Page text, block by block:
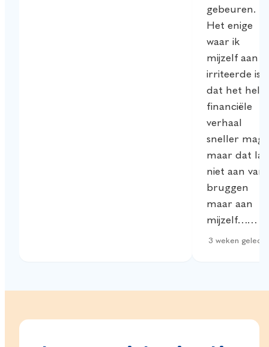
gebeuren.
Het enige
waar ik
mijzelf aan
irriteerde is
dat het hele
financiële
verhaal
sneller mag
maar dat lag
niet aan van
bruggen
maar aan
mijzelf……
3 weken